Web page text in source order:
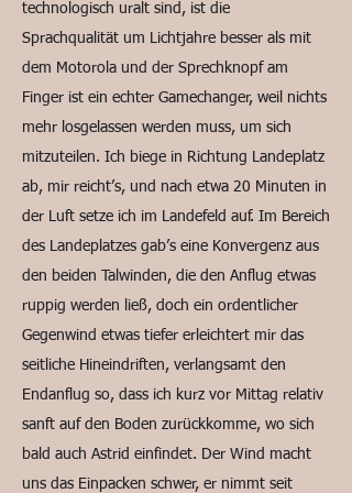
technologisch uralt sind, ist die
Sprachqualität um Lichtjahre besser als mit
dem Motorola und der Sprechknopf am
Finger ist ein echter Gamechanger, weil nichts
mehr losgelassen werden muss, um sich
mitzuteilen. Ich biege in Richtung Landeplatz
ab, mir reicht’s, und nach etwa 20 Minuten in
der Luft setze ich im Landefeld auf. Im Bereich
des Landeplatzes gab’s eine Konvergenz aus
den beiden Talwinden, die den Anflug etwas
ruppig werden ließ, doch ein ordentlicher
Gegenwind etwas tiefer erleichtert mir das
seitliche Hineindriften, verlangsamt den
Endanflug so, dass ich kurz vor Mittag relativ
sanft auf den Boden zurückkomme, wo sich
bald auch Astrid einfindet. Der Wind macht
uns das Einpacken schwer, er nimmt seit